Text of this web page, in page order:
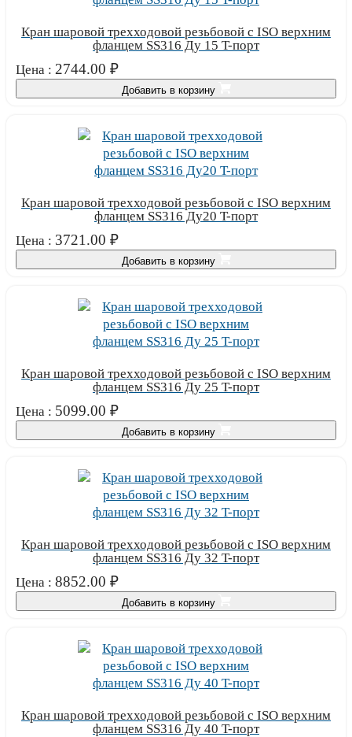
Кран шаровой трехходовой резьбовой с ISO верхним
фланцем SS316 Ду 15 T-порт
Цена : 2744.00 ₽
Добавить в корзину
Кран шаровой трехходовой резьбовой с ISO верхним
фланцем SS316 Ду20 T-порт
Цена : 3721.00 ₽
Добавить в корзину
Кран шаровой трехходовой резьбовой с ISO верхним
фланцем SS316 Ду 25 T-порт
Цена : 5099.00 ₽
Добавить в корзину
Кран шаровой трехходовой резьбовой с ISO верхним
фланцем SS316 Ду 32 T-порт
Цена : 8852.00 ₽
Добавить в корзину
Кран шаровой трехходовой резьбовой с ISO верхним
фланцем SS316 Ду 40 T-порт